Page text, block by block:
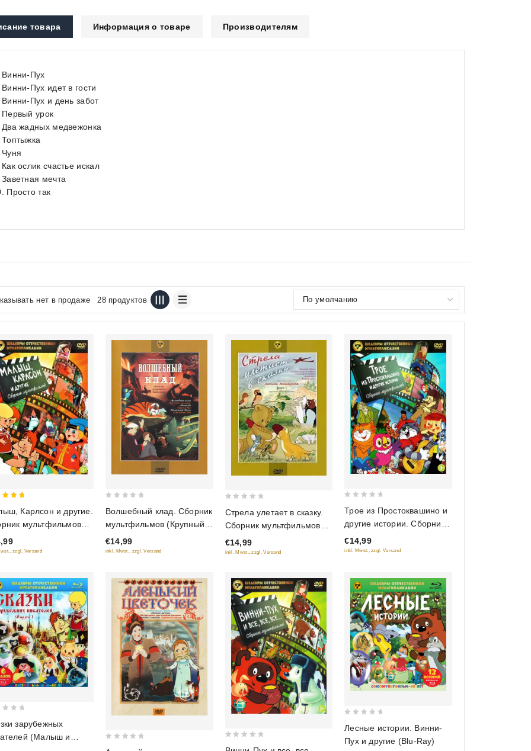
товара Информация о товаре Производителям
Винни-Пух
Пух идет в гости
Пух и день забот
Первый урок
Два жадных медвежонка
ослик счастье искал
мечта
Просто так
нет в продаже 28 продуктов
of 5
Карлсон и другие.
мультфильмов
Отечественной
zzgl. Versand
of
5
Волшебный клад. Сборник
мультфильмов (Крупный
план)
€14,99
inkl. Mwst., zzgl. Versand
out
of
5
Стрела улетает в сказку.
Сборник мультфильмов
(Крупный план)
€14,99
inkl. Mwst., zzgl. Versand
out
of
5
Трое из Простоквашино и
другие истории. Сборник
мульфильмов (Шедевры
Отечественной
€14,99
inkl. Mwst., zzgl. Versand
зарубежных
(Малыш и
of
Лесные истории. Винни-
Пух и другие (Blu-Ray)